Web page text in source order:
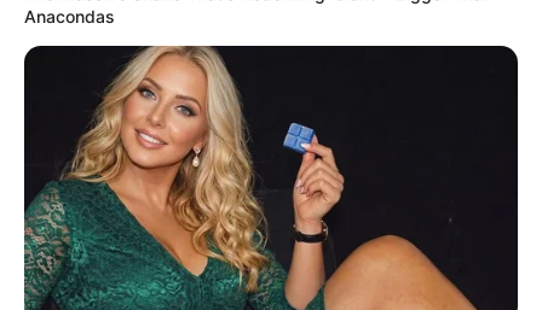
สมัยโบราณชาวบ้านมี ความเชื่อ ว่าในสัตว์บางประเภทนั้น
เป็นพระโพธิสัตว์ไม่องใดก็องค์หนึ่งได้จุติลงมาเกิดเพื่อ
สร้างบารมีในชาตินั้น คนในครั้งโบราณล้วนเชื่อว่า สัตว์
ต่างๆเหล่านี้เป็นตัวนําโชคลาภ นําความสุข ความเจริญมา
สู่ตนได้ ถ้ารู้จักวิธีบูชาที่ถูกต้อง
Anacondas